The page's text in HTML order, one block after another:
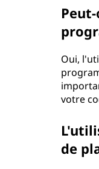
Oui,
votre
de